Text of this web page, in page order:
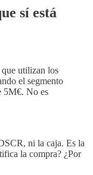
sí está
utilizan los
el segmento
5M€. No es
ni la caja. Es la
la compra? ¿Por